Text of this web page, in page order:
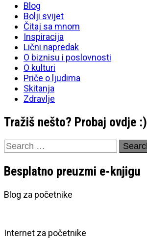
Blog
Bolji svijet
Čitaj sa mnom
Inspiracija
Lični napredak
O biznisu i poslovnosti
O kulturi
Priče o ljudima
Skitanja
Zdravlje
Tražiš nešto? Probaj ovdje :)
Search
for:
Besplatno preuzmi e-knjigu
Blog za početnike
Internet za početnike